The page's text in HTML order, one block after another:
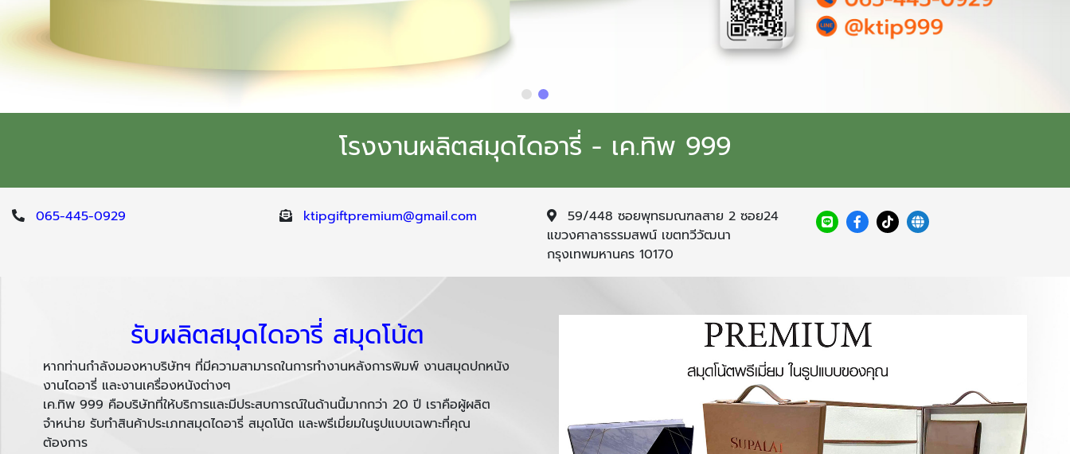
โรงงานผลิตสมุดไดอารี่ - เค.ทิพ 999
065-445-0929 ktipgiftpremium@gmail.com
59/448 ซอยพุทธมณฑลสาย 2 ซอย24
แขวงศาลาธรรมสพน์ เขตทวีวัฒนา
กรุงเทพมหานคร 10170
รับผลิตสมุดไดอารี่ สมุดโน้ต
หากท่านกำลังมองหาบริษัทฯ ที่มีความสามารถในการทำงานหลังการพิมพ์ งานสมุดปกหนัง
งานไดอารี่ และงานเครื่องหนังต่างๆ
เค.ทิพ 999 คือบริษัทที่ให้บริการและมีประสบการณ์ในด้านนี้มากกว่า 20 ปี เราคือผู้ผลิต
จำหน่าย รับทำสินค้าประเภทสมุดไดอารี่ สมุดโน้ต และพรีเมี่ยมในรูปแบบเฉพาะที่คุณ
ต้องการ